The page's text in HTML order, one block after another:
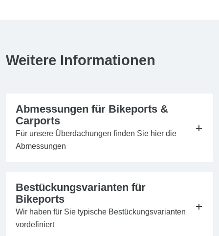
Weitere Informationen
Abmessungen für Bikeports &
Carports
Für unsere Überdachungen finden Sie hier die
Abmessungen
Bestückungsvarianten für
Bikeports
Wir haben für Sie typische Bestückungsvarianten
vordefiniert